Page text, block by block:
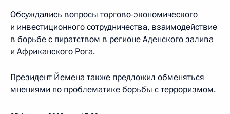
Обсуждались вопросы торгово-экономического
и инвестиционного сотрудничества, взаимодействие
в борьбе с пиратством в регионе Аденского залива
и Африканского Рога.
Президент Йемена также предложил обменяться
мнениями по проблематике борьбы с терроризмом.